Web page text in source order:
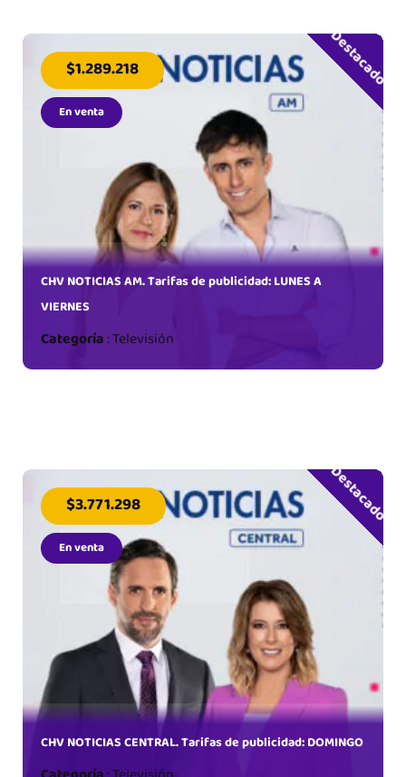
Destacado
$1.289.218
En venta
CHV NOTICIAS AM. Tarifas de publicidad: LUNES A
VIERNES
Categoría:Televisión
Destacado
$3.771.298
En venta
CHV NOTICIAS CENTRAL. Tarifas de publicidad: DOMINGO